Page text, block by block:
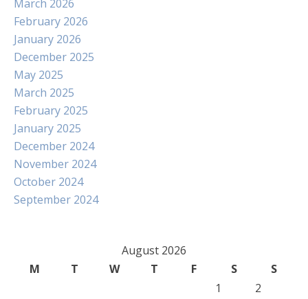
March 2026
February 2026
January 2026
December 2025
May 2025
March 2025
February 2025
January 2025
December 2024
November 2024
October 2024
September 2024
August 2026
M
T W T F S
S
1
2